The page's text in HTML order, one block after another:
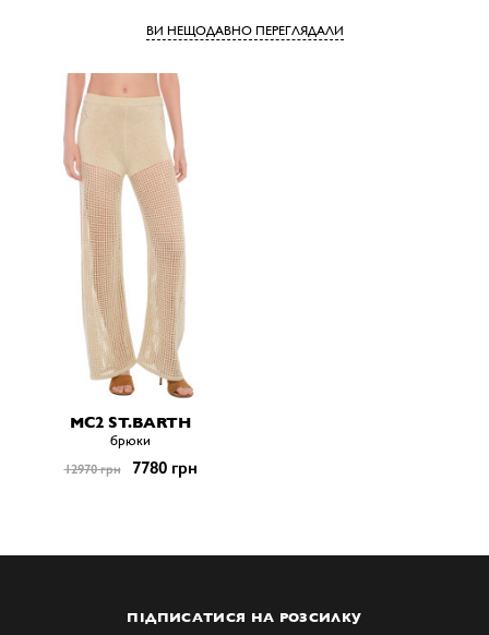
ВИ НЕЩОДАВНО ПЕРЕГЛЯДАЛИ
MC2 ST.BARTH
брюки
12970 грн 7780 грн
ПІДПИСАТИСЯ НА РОЗСИЛКУ